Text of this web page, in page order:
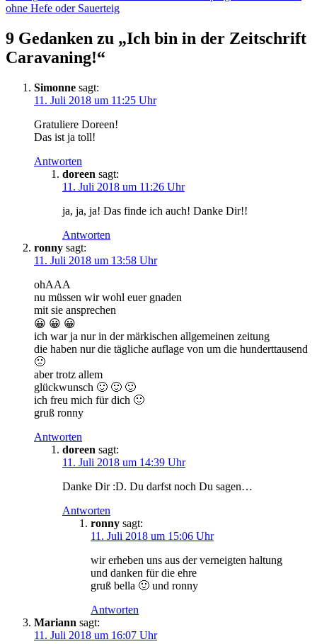
ohne Hefe oder Sauerteig
9 Gedanken zu „Ich bin in der Zeitschrift
Caravaning!“
Simonne sagt:
11. Juli 2018 um 11:25 Uhr
Gratuliere Doreen!
Das ist ja toll!
Antworten
doreen sagt:
11. Juli 2018 um 11:26 Uhr
ja, ja, ja! Das finde ich auch! Danke Dir!!
Antworten
ronny sagt:
11. Juli 2018 um 13:58 Uhr
ohAAA
nu müssen wir wohl euer gnaden
mit sie ansprechen
😀 😀 😀
ich war ja nur in der märkischen allgemeinen zeitung
die haben nur die tägliche auflage von um die hunderttausend
🙁
aber trotz allem
glückwunsch 🙂 🙂 🙂
ich freu mich für dich 🙂
gruß ronny
Antworten
doreen sagt:
11. Juli 2018 um 14:39 Uhr
Danke Dir :D. Du darfst noch Du sagen…
Antworten
ronny sagt:
11. Juli 2018 um 15:06 Uhr
wir erheben uns aus der verneigten haltung
und danken für die ehre
gruß bella 🙂 und ronny
Antworten
Mariann sagt:
11. Juli 2018 um 16:07 Uhr